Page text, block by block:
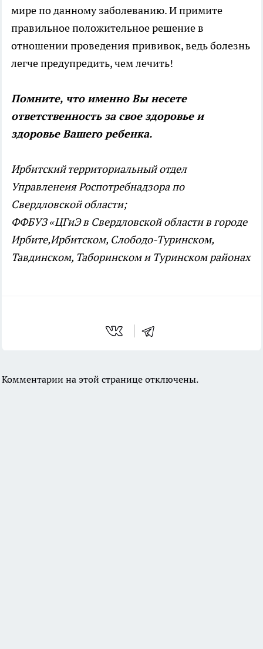
мире по данному заболеванию. И примите
правильное положительное решение в
отношении проведения прививок, ведь болезнь
легче предупредить, чем лечить!
Помните, что именно Вы несете
ответственность за свое здоровье и
здоровье Вашего ребенка.
Ирбитский территориальный отдел
Управленеия Роспотребнадзора по
Свердловской области;
ФФБУЗ «ЦГиЭ в Свердловской области в городе
Ирбите,Ирбитском, Слободо-Туринском,
Тавдинском, Таборинском и Туринском районах
Комментарии на этой странице отключены.